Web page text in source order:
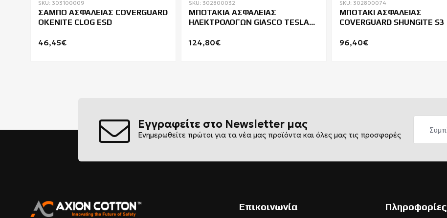
SKU: 303100009
ΣΑΜΠΟ ΑΣΦΑΛΕΙΑΣ COVERGUARD
OKENITE CLOG ESD
46,45€
SKU: 302800032
ΜΠΟΤΑΚΙΑ ΑΣΦΑΛΕΙΑΣ
ΗΛΕΚΤΡΟΛΟΓΩΝ GIASCO TESLA
124,80€
SKU: 302800074
ΜΠΟΤΑΚΙ ΑΣΦΑΛΕΙΑΣ
COVERGUARD SHUNGITE S3
96,40€
Εγγραφείτε στο Newsletter μας
Ενημερωθείτε πρώτοι για τα νέα μας προϊόντα και όλες μας τις προσφορές
Επικοινωνία Πληροφορίες